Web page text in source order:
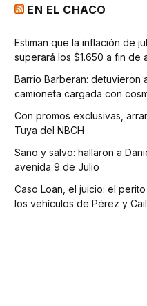
EN EL CHACO
Estiman que la inflación de
superará los $1.650 a fin de
Barrio Barberan: detuvieron
camioneta cargada con
Con promos exclusivas,
Tuya del NBCH
Sano y salvo: hallaron a
avenida 9 de Julio
Caso Loan, el juicio: el
los vehículos de Pérez y